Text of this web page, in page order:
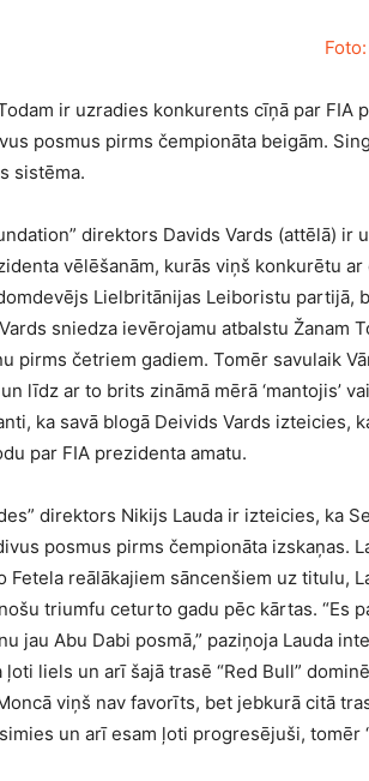
ir uzradies konkurents cīņā par FIA
posmus pirms čempionāta beigām.
sistēma.
direktors Davids Vards (attēlā)
vēlēšanām, kurās viņš konkurētu
Lielbritānijas Leiboristu partijā,
sniedza ievērojamu atbalstu Žanam
pirms četriem gadiem. Tomēr savulaik
līdz ar to brits zināmā mērā ‘mantojis’
ka savā blogā Deivids Vards izteicies,
par FIA prezidenta amatu.
direktors Nikijs Lauda ir izteicies, ka
posmus pirms čempionāta izskaņas.
Fetela reālākajiem sāncenšiem uz titulu,
triumfu ceturto gadu pēc kārtas. “Es
jau Abu Dabi posmā,” paziņoja Lauda
ļoti liels un arī šajā trasē “Red Bull”
viņš nav favorīts, bet jebkurā citā
un arī esam ļoti progresējuši, tomēr